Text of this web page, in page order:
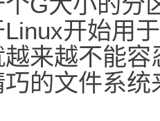
开始用
来越不能
的文件系统